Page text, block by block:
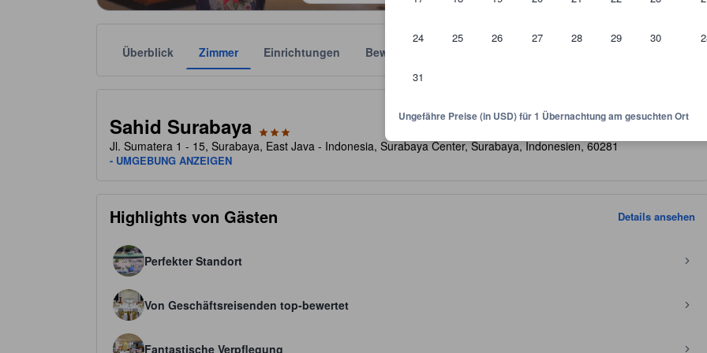
24 25 26 27 28 29 30
31
Ungefähre Preise (in USD) für 1 Übernachtung am gesuchten Ort
Überblick Zimmer Einrichtungen Bewertungen
Sahid Surabaya
Jl. Sumatera 1 - 15, Surabaya, East Java - Indonesia, Surabaya Center, Surabaya, Indonesien, 60281
- UMGEBUNG ANZEIGEN
Highlights von Gästen Details ansehen
Perfekter Standort
Von Geschäftsreisenden top-bewertet
Fantastische Verpflegung